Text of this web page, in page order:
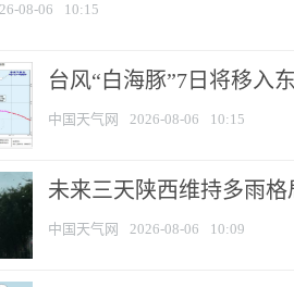
08-06 10:15
台风“白海豚”7日将移入
中国天气网 2026-08-06 10:15
未来三天陕西维持多雨
中国天气网 2026-08-06 10:09